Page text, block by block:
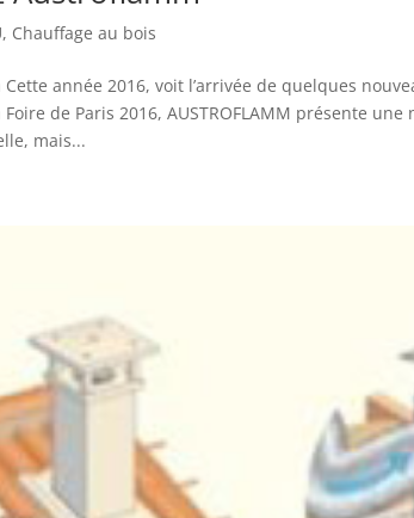
, Chauffage au bois
année 2016, voit l’arrivée de quelques
Foire de Paris 2016, AUSTROFLAMM présente
mais...